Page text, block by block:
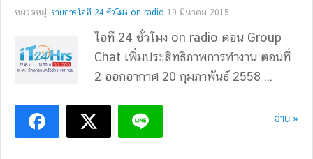
หมวดหมู่: รายการไอที 24 ชั่วโมง on radio 19 มีนาคม 2015
ไอที 24 ชั่วโมง on radio ตอน Group
Chat เพิ่มประสิทธิภาพการทำงาน ตอนที่
2 ออกอากาศ 20 กุมภาพันธ์ 2558 ...
อ่าน »